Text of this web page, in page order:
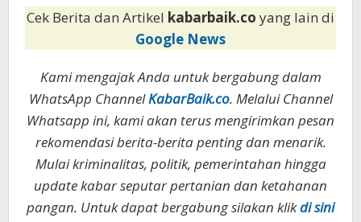
Cek Berita dan Artikel kabarbaik.co yang lain di
Google News
Kami mengajak Anda untuk bergabung dalam
WhatsApp ChannelKabarBaik.co. Melalui Channel
Whatsapp ini, kami akan terus mengirimkan pesan
rekomendasi berita-berita penting dan menarik.
Mulai kriminalitas, politik, pemerintahan hingga
update kabar seputar pertanian dan ketahanan
pangan. Untuk dapat bergabung silakan klikdi sini